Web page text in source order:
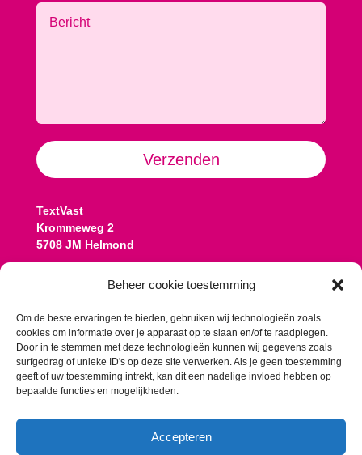
Beheer cookie toestemming
Om de beste ervaringen te bieden, gebruiken wij technologieën zoals
cookies om informatie over je apparaat op te slaan en/of te raadplegen.
Door in te stemmen met deze technologieën kunnen wij gegevens zoals
surfgedrag of unieke ID's op deze site verwerken. Als je geen toestemming
geeft of uw toestemming intrekt, kan dit een nadelige invloed hebben op
bepaalde functies en mogelijkheden.
Accepteren
Verzenden
Alternative:
TextVast
Krommeweg 2
5708 JM Helmond
Koen: 06 13 77 08 25
Romy: 06 10 57 13 58
romy@textvast.nl
Onze algemene voorwaarden